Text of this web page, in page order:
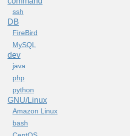
ssh
DB
FireBird
MySQL
dev
java
php
python
GNU/Linux
Amazon Linux
bash